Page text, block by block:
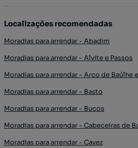
Localizações recomendadas
Moradias para arrendar - Abadim
Moradias para arrendar - Alvite e Passos
Moradias para arrendar - Arco de Baúlhe
Moradias para arrendar - Basto
Moradias para arrendar - Bucos
Moradias para arrendar - Cabeceiras de
Moradias para arrendar - Cavez